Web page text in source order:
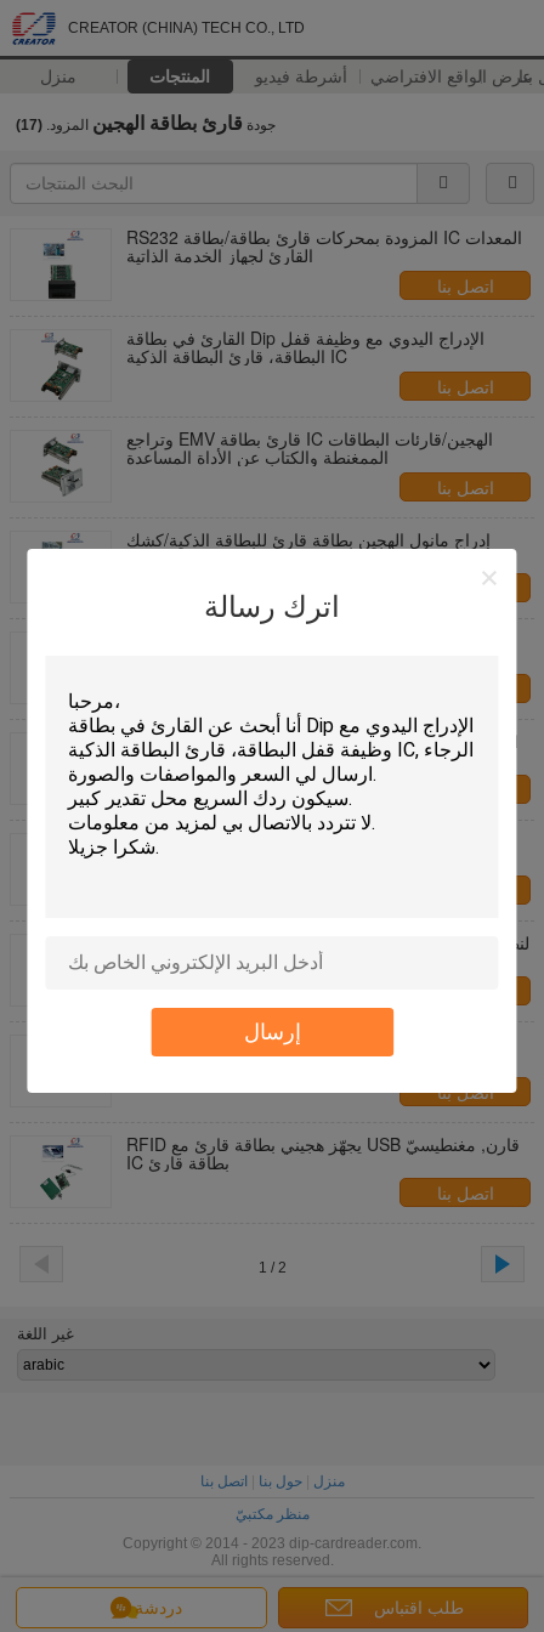
CREATOR (CHINA) TECH CO., LTD
منزل المنتجات أشرطة فيديو عرض الواقع الافتراضي
اترك رسالة
إرسال
جودة قارئ بطاقة الهجين المزود. (17)
RS232 المزودة بمحركات قارئ بطاقة/بطاقة IC المعدات
القارئ لجهاز الخدمة الذاتية
اتصل بنا
القارئ في بطاقة Dip الإدراج اليدوي مع وظيفة قفل
البطاقة، قارئ البطاقة الذكية IC
اتصل بنا
وتراجع EMV قارئ بطاقة IC الهجين/قارئات البطاقات
الممغنطة والكتاب عن الأداة المساعدة
اتصل بنا
إدراج مانول الهجين بطاقة قارئ للبطاقة الذكية/كشك
اتصل بنا
قارئ البطاقات EMV الهجين/كشك وتتفاعل بطاقة القارئ
مع واجهة RS232
قارئ بطاقة الترددات اللاسلكية اليدوية وتراجع الصراف
الآلي وقارئ البطاقة الممغنطة والكاتب لالة الألعاب
مراقبة حركة المرور
وتتفاعل مع واجهة الناقل التسلسلي العام
اتصل بنا
RFID يجهّز هجيني بطاقة قارئ مع USB قارن, مغنطيسيّ
IC بطاقة قارئ
اتصل بنا
1 / 2
دردشة طلب اقتباس
غير اللغة
منزل |حول بنا
اتصل بنا
منظر مكتبيّ
Copyright © 2014 - 2023 dip-cardreader.com.
All rights reserved.